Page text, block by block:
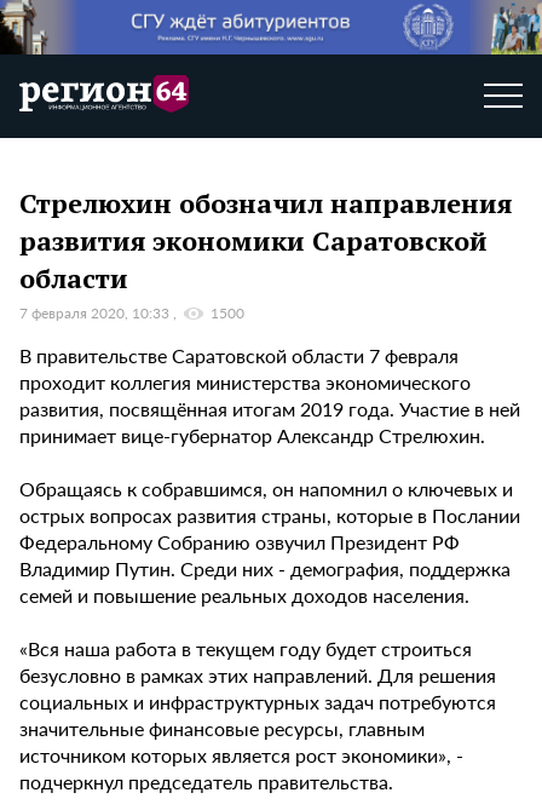
Стрелюхин обозначил направления
развития экономики Саратовской
области
7 февраля 2020, 10:33 1500
В правительстве Саратовской области 7 февраля
проходит коллегия министерства экономического
развития, посвящённая итогам 2019 года. Участие в ней
принимает вице-губернатор Александр Стрелюхин.
Обращаясь к собравшимся, он напомнил о ключевых и
острых вопросах развития страны, которые в Послании
Федеральному Собранию озвучил Президент РФ
Владимир Путин. Среди них - демография, поддержка
семей и повышение реальных доходов населения.
«Вся наша работа в текущем году будет строиться
безусловно в рамках этих направлений. Для решения
социальных и инфраструктурных задач потребуются
значительные финансовые ресурсы, главным
источником которых является рост экономики», -
подчеркнул председатель правительства.